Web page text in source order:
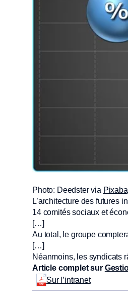
Photo: Deedster via
L’architecture des futures
14 comités sociaux et
[…]
Au total, le groupe
[…]
Néanmoins, les syndicats
Article complet sur
Sur l’intranet